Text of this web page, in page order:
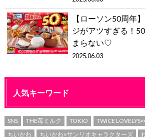
【ローソン50周年
ジがアツすぎる！
まらない♡
2025.06.03
人気キーワード
SNS THE苺ミルク TOKIO TWICE
ちいかわ
ちいかわ×サンリオキャラクターズ